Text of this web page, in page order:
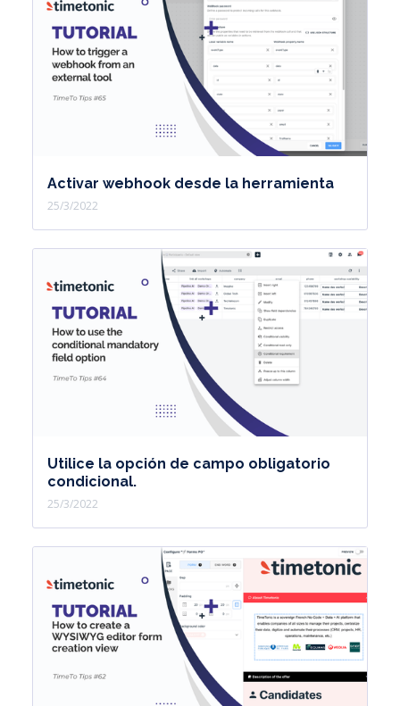
Activar webhook desde la herramienta
25/3/2022
Utilice la opción de campo obligatorio
condicional.
25/3/2022